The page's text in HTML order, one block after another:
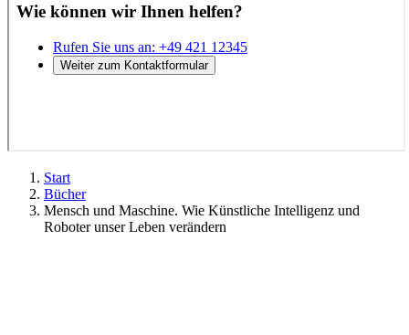
Start
Bücher
Mensch und Maschine. Wie Künstliche Intelligenz und
Roboter unser Leben verändern